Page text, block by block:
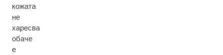
кожата
не
харесва
обаче
е